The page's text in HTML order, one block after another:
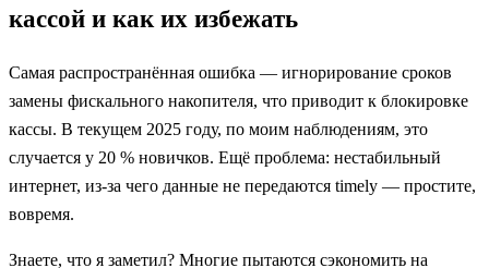
кассой и как их избежать
Самая распространённая ошибка — игнорирование сроков
замены фискального накопителя, что приводит к блокировке
кассы. В текущем 2025 году, по моим наблюдениям, это
случается у 20 % новичков. Ещё проблема: нестабильный
интернет, из-за чего данные не передаются timely — простите,
вовремя.
Знаете, что я заметил? Многие пытаются сэкономить на